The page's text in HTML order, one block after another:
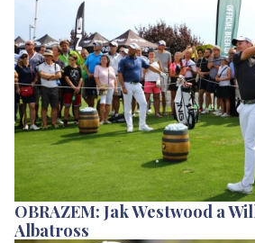
OBRAZEM: Jak Westwood a
Albatross